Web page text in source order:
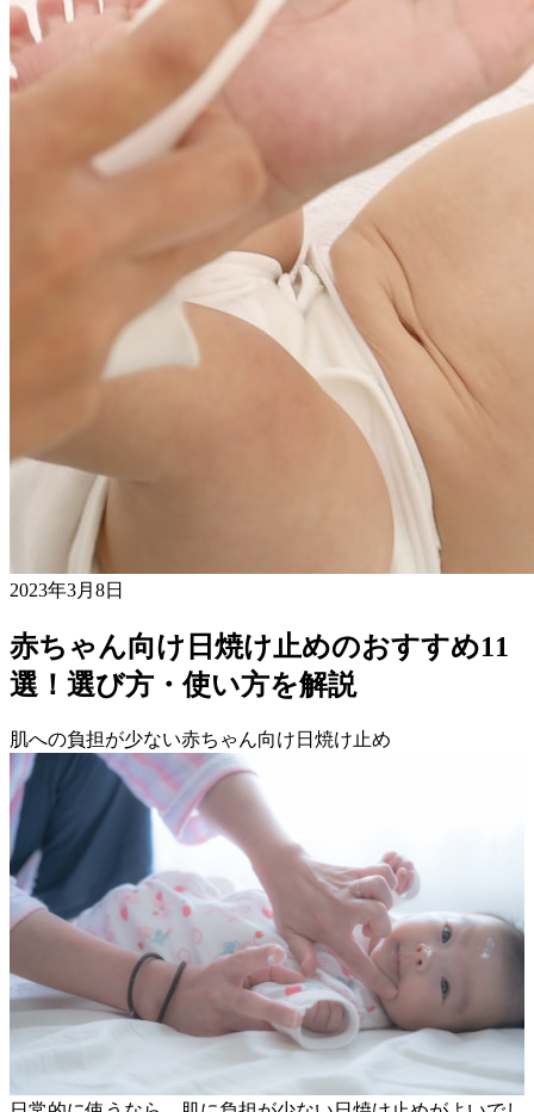
2023年3月8日
赤ちゃん向け日焼け止めのおすすめ11
選！選び方・使い方を解説
肌への負担が少ない赤ちゃん向け日焼け止め